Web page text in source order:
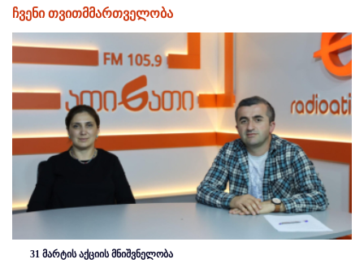
ჩვენი თვითმმართველობა
31 მარტის აქციის მნიშვნელობა